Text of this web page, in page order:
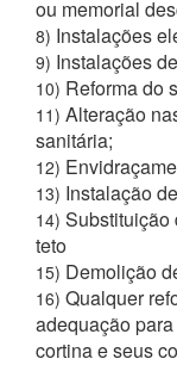
ou memorial
8) Instalações
9) Instalações
10) Reforma do
11) Alteração
sanitária;
12)
13) Instalação
14) Substituição
teto
15) Demolição
16) Qualquer
adequação
cortina e seus